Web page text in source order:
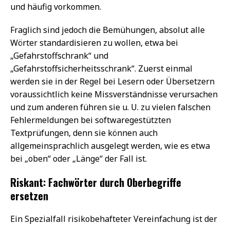
und häufig vorkommen.
Fraglich sind jedoch die Bemühungen, absolut alle
Wörter standardisieren zu wollen, etwa bei
„Gefahrstoffschrank“ und
„Gefahrstoffsicherheitsschrank“. Zuerst einmal
werden sie in der Regel bei Lesern oder Übersetzern
voraussichtlich keine Missverständnisse verursachen
und zum anderen führen sie u. U. zu vielen falschen
Fehlermeldungen bei softwaregestützten
Textprüfungen, denn sie können auch
allgemeinsprachlich ausgelegt werden, wie es etwa
bei „oben“ oder „Länge“ der Fall ist.
Riskant: Fachwörter durch Oberbegriffe
ersetzen
Ein Spezialfall risikobehafteter Vereinfachung ist der